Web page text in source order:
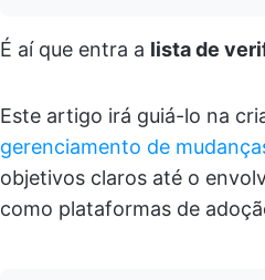
É aí que entra a lista de
Este artigo irá guiá-lo na
gerenciamento de
objetivos claros até o
como plataformas de